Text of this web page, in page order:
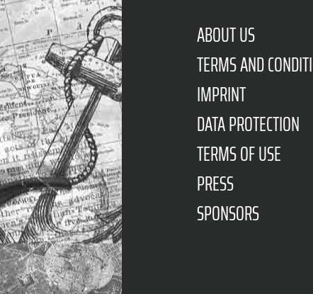
ABOUT US
TERMS AND
IMPRINT
DATA PROTECTION
TERMS OF USE
PRESS
SPONSORS